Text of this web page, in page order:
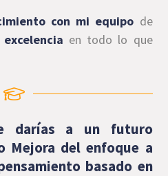
con mi equipo de
en todo lo que
darías a un futuro
Mejora del enfoque a
basado en